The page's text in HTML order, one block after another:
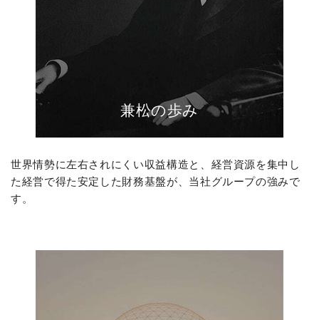
兼松の歩み
世界情勢に左右されにくい収益構造と、経営資源を集中し
た経営で得た安定した財務基盤が、当社グループの強みで
す。